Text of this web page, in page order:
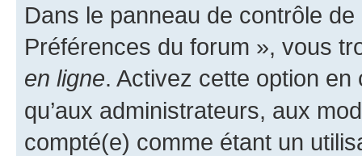
Dans le panneau de contrôle
Préférences du forum », vous
en ligne. Activez cette option
qu’aux administrateurs, aux
compté(e) comme étant un